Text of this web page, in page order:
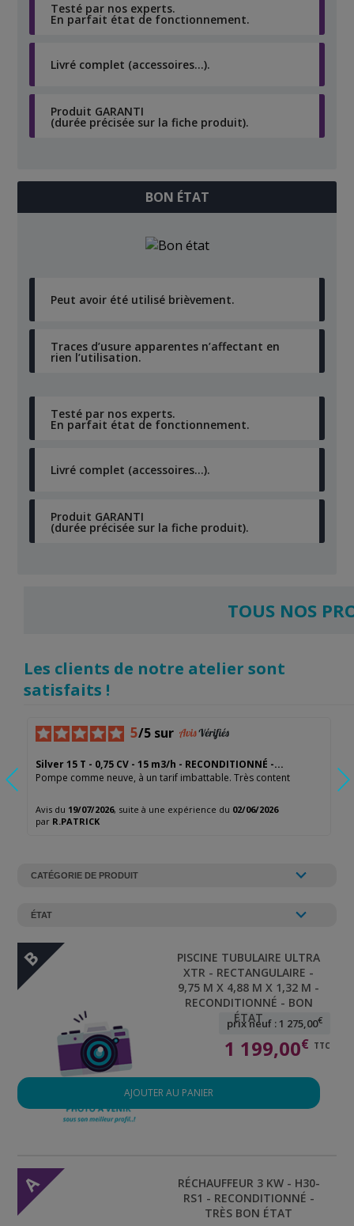
Testé par nos experts.
En parfait état de fonctionnement.
Livré complet (accessoires…).
Produit GARANTI
(durée précisée sur la fiche produit).
BON ÉTAT
Peut avoir été utilisé brièvement.
Traces d’usure apparentes n’affectant en
rien l’utilisation.
Testé par nos experts.
En parfait état de fonctionnement.
Livré complet (accessoires…).
Produit GARANTI
(durée précisée sur la fiche produit).
TOUS NOS
Les clients de notre atelier sont
satisfaits !
5/5 sur
Silver 15 T - 0,75 CV - 15 m3/h - RECONDITIONNÉ -...
Pompe comme neuve, à un tarif imbattable. Très content
Avis du 19/07/2026, suite à une expérience du 02/06/2026
par R.PATRICK
B
PISCINE TUBULAIRE ULTRA
XTR - RECTANGULAIRE -
9,75 M X 4,88 M X 1,32 M -
RECONDITIONNÉ - BON
ÉTAT
prix neuf : 1 275,00€
1 199,00€ TTC
AJOUTER AU PANIER
A
RÉCHAUFFEUR 3 KW - H30-
RS1 - RECONDITIONNÉ -
TRÈS BON ÉTAT